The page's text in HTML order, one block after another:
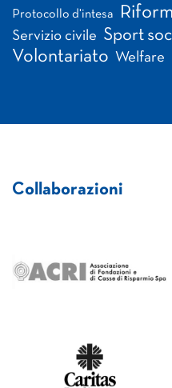
Protocollo d'intesa
Servizio civile Sport
Volontariato Welfare
Collaborazioni